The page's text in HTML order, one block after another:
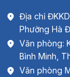
Địa chỉ
Phường Hà
Văn phòng:
Bình Minh,
Văn phòng